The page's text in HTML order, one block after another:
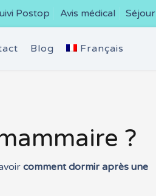
Postop Avis médical Séjour
Blog Français
?
comment dormir après une